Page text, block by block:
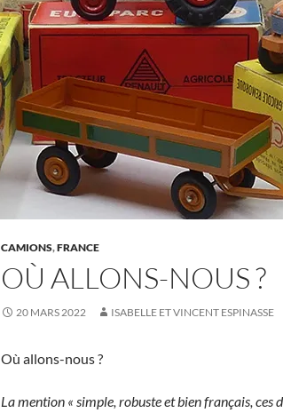
CAMIONS,FRANCE
OÙ ALLONS-NOUS ?
20 MARS 2022 ISABELLE ET VINCENT ESPINASSE
Où allons-nous ?
La mention « simple, robuste et bien français, ces